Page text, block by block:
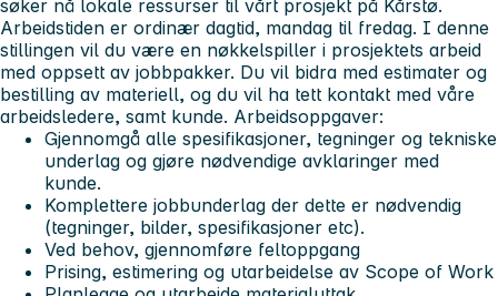
søker nå lokale ressurser til vårt prosjekt på Kårstø.
Arbeidstiden er ordinær dagtid, mandag til fredag. I denne
stillingen vil du være en nøkkelspiller i prosjektets arbeid
med oppsett av jobbpakker. Du vil bidra med estimater og
bestilling av materiell, og du vil ha tett kontakt med våre
arbeidsledere, samt kunde. Arbeidsoppgaver:
Gjennomgå alle spesifikasjoner, tegninger og tekniske
underlag og gjøre nødvendige avklaringer med
kunde.
Komplettere jobbunderlag der dette er nødvendig
(tegninger, bilder, spesifikasjoner etc).
Ved behov, gjennomføre feltoppgang
Prising, estimering og utarbeidelse av Scope of Work